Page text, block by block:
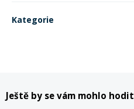
Kategorie
Ještě by se vám mohlo hodit